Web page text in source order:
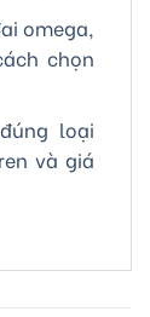
omega,
chọn
loại
và giá